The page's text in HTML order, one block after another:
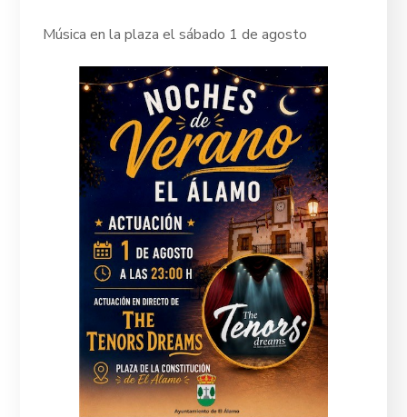
Música en la plaza el sábado 1 de agosto